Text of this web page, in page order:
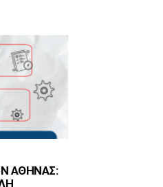
ΑΘΉΝΑΣ: